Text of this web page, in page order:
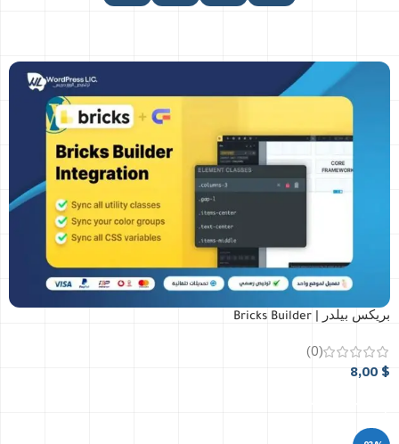
بريكس بيلدر | Bricks Builder
(0)
8,00 $